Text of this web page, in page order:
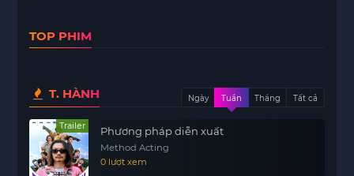
TOP PHIM
T. HÀNH Ngày Tuần Tháng Tất cả
Trailer Phương pháp diễn xuất
Method Acting
0 lượt xem